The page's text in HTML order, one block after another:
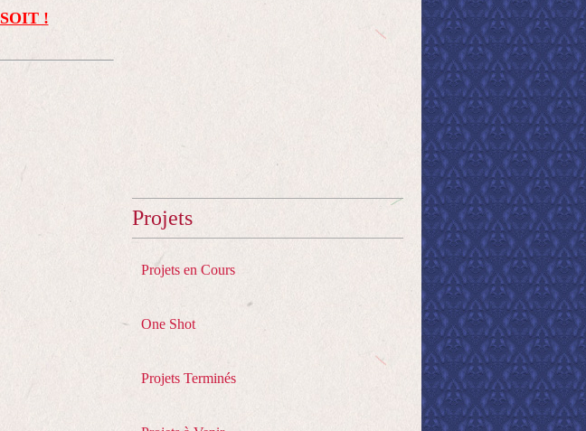
!
Projets
Projets en Cours
One Shot
Projets Terminés